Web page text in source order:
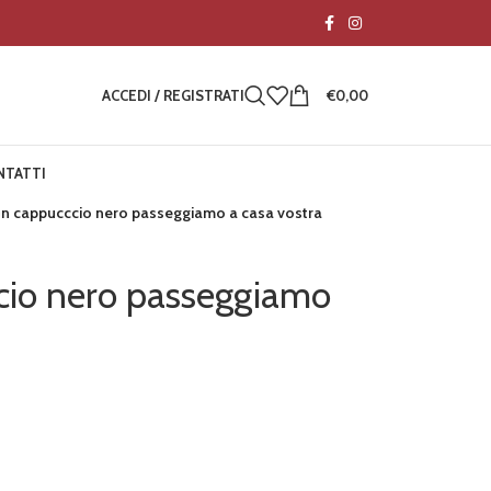
ACCEDI / REGISTRATI €0,00
cappucccio nero passeggiamo a casa vostra
nero passeggiamo